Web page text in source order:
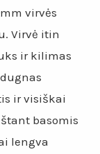
virvės
Virvė itin
ir kilimas
ir visiškai
basomis
lengva